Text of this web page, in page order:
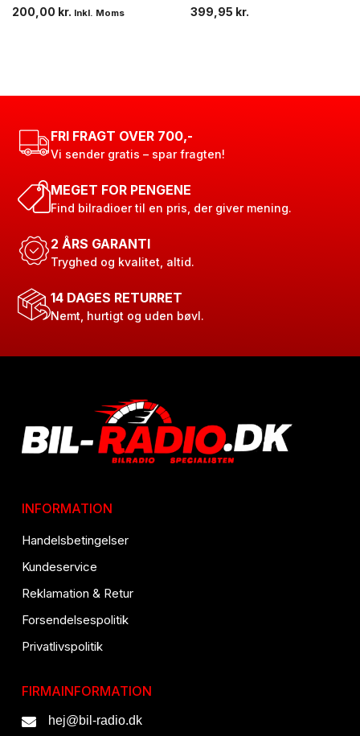
200,00 kr. Inkl. Moms 399,95 kr.
FRI FRAGT OVER 700,-
Vi sender gratis – spar fragten!
MEGET FOR PENGENE
Find bilradioer til en pris, der giver mening.
2 ÅRS GARANTI
Tryghed og kvalitet, altid.
14 DAGES RETURRET
Nemt, hurtigt og uden bøvl.
INFORMATION
Handelsbetingelser
Kundeservice
Reklamation & Retur
Forsendelsespolitik
Privatlivspolitik
FIRMAINFORMATION
hej@bil-radio.dk